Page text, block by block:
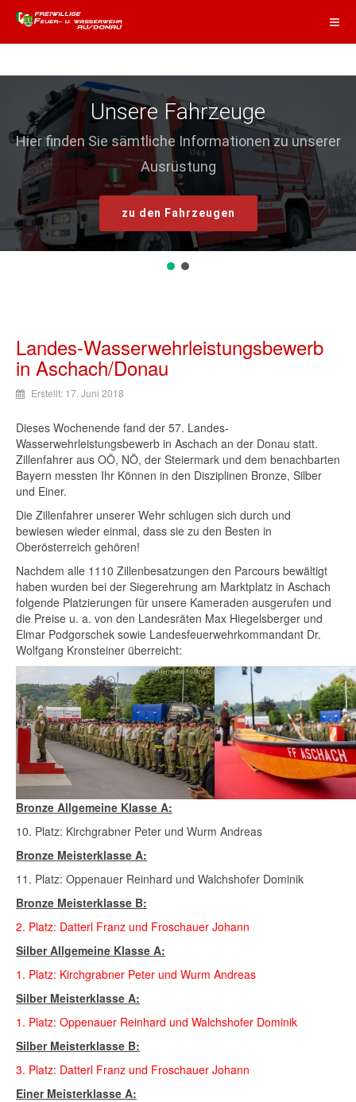
Unsere Fahrzeuge
Hier finden Sie sämtliche Informationen zu unserer
Ausrüstung
zu den Fahrzeugen
Landes-Wasserwehrleistungsbewerb
in Aschach/Donau
Erstellt: 17. Juni 2018
Dieses Wochenende fand der 57. Landes-
Wasserwehrleistungsbewerb in Aschach an der Donau statt.
Zillenfahrer aus OÖ, NÖ, der Steiermark und dem benachbarten
Bayern messten Ihr Können in den Disziplinen Bronze, Silber
und Einer.
Die Zillenfahrer unserer Wehr schlugen sich durch und
bewiesen wieder einmal, dass sie zu den Besten in
Oberösterreich gehören!
Nachdem alle 1110 Zillenbesatzungen den Parcours bewältigt
haben wurden bei der Siegerehrung am Marktplatz in Aschach
folgende Platzierungen für unsere Kameraden ausgerufen und
die Preise u. a. von den Landesräten Max Hiegelsberger und
Elmar Podgorschek sowie Landesfeuerwehrkommandant Dr.
Wolfgang Kronsteiner überreicht:
Bronze Allgemeine Klasse A:
10. Platz: Kirchgrabner Peter und Wurm Andreas
Bronze Meisterklasse A:
11. Platz: Oppenauer Reinhard und Walchshofer Dominik
Bronze Meisterklasse B:
2. Platz: Datterl Franz und Froschauer Johann
Silber Allgemeine Klasse A:
1. Platz: Kirchgrabner Peter und Wurm Andreas
Silber Meisterklasse A:
1. Platz: Oppenauer Reinhard und Walchshofer Dominik
Silber Meisterklasse B:
3. Platz: Datterl Franz und Froschauer Johann
Einer Meisterklasse A: